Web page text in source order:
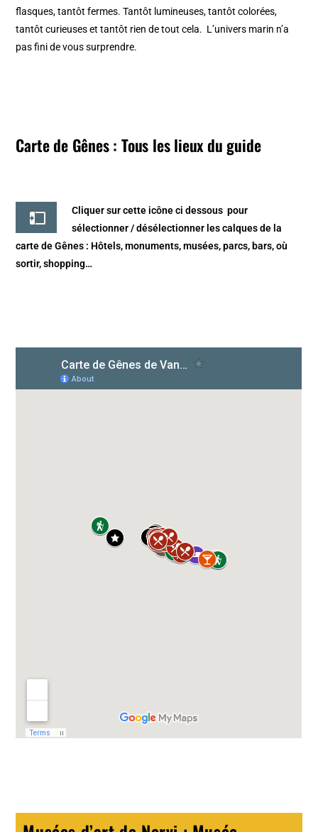
flasques, tantôt fermes. Tantôt lumineuses, tantôt colorées,
tantôt curieuses et tantôt rien de tout cela. L’univers marin n’a
pas fini de vous surprendre.
Carte de Gênes : Tous les lieux du guide
Cliquer sur cette icône ci dessous pour
sélectionner / désélectionner les calques de la
carte de Gênes : Hôtels, monuments, musées, parcs, bars, où
sortir, shopping…